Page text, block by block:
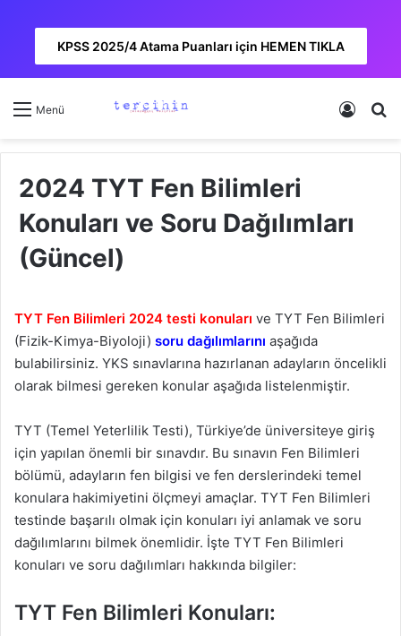
KPSS 2025/4 Atama Puanları için HEMEN TIKLA
Menü Kayıt
2024 TYT Fen Bilimleri
Konuları ve Soru Dağılımları
(Güncel)
TYT Fen Bilimleri 2024 testi konuları ve TYT Fen Bilimleri
(Fizik-Kimya-Biyoloji) soru dağılımlarını aşağıda
bulabilirsiniz. YKS sınavlarına hazırlanan adayların öncelikli
olarak bilmesi gereken konular aşağıda listelenmiştir.
TYT (Temel Yeterlilik Testi), Türkiye’de üniversiteye giriş
için yapılan önemli bir sınavdır. Bu sınavın Fen Bilimleri
bölümü, adayların fen bilgisi ve fen derslerindeki temel
konulara hakimiyetini ölçmeyi amaçlar. TYT Fen Bilimleri
testinde başarılı olmak için konuları iyi anlamak ve soru
dağılımlarını bilmek önemlidir. İşte TYT Fen Bilimleri
konuları ve soru dağılımları hakkında bilgiler:
TYT Fen Bilimleri Konuları: